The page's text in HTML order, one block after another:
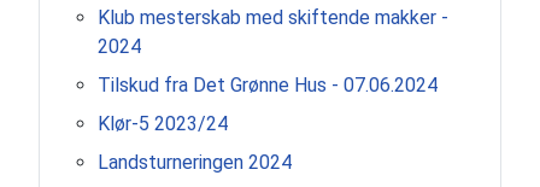
Klub mesterskab med skiftende makker -
2024
Tilskud fra Det Grønne Hus - 07.06.2024
Klør-5 2023/24
Landsturneringen 2024